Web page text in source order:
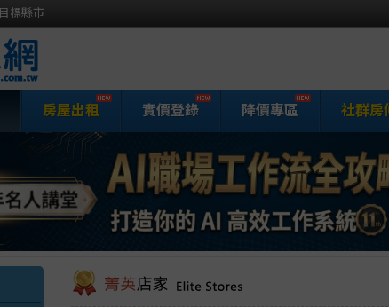
目標縣市
房屋出租 實價登錄 降價專區 社群房
我家網房屋買賣